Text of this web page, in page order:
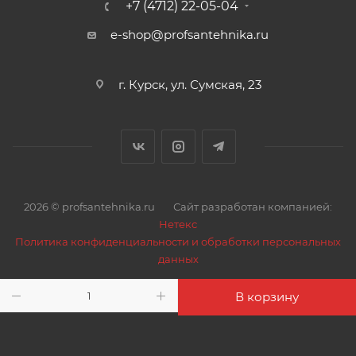
В корзину
+7 (4712) 22-05-04
e-shop@profsantehnika.ru
г. Курск, ул. Сумская, 23
2026 © profsantehnika.ru
Сайт разработан компанией:
Нетекс
Политика конфиденциальности и обработки персональных
данных